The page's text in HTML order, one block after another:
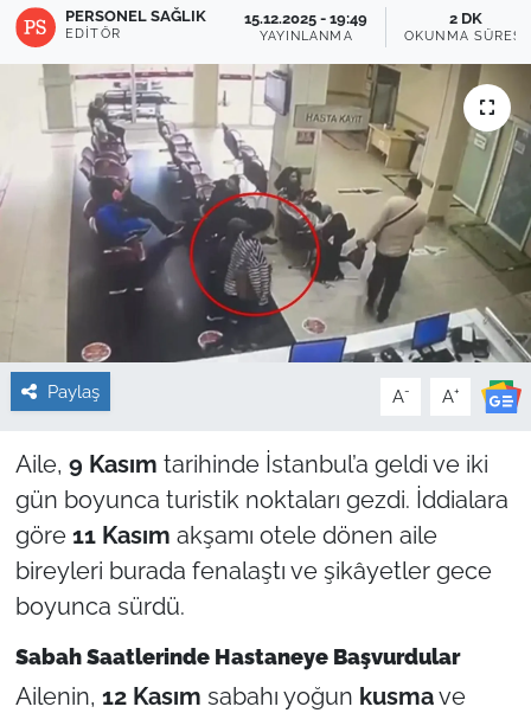
PERSONEL SAĞLIK
EDITÖR
15.12.2025 - 19:49
YAYINLANMA
2 DK
OKUNMA SÜRESI
Paylaş A- A+
Aile, 9 Kasım tarihinde İstanbul’a geldi ve iki
gün boyunca turistik noktaları gezdi. İddialara
göre 11 Kasım akşamı otele dönen aile
bireyleri burada fenalaştı ve şikâyetler gece
boyunca sürdü.
Sabah Saatlerinde Hastaneye Başvurdular
Ailenin, 12 Kasım sabahı yoğun kusmave
Kamu Alımları